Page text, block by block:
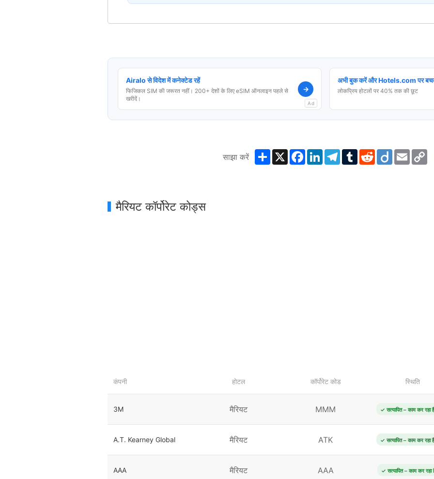
Airalo से विदेश में कनेक्टेड रहें
फिजिकल SIM की जरूरत नहीं। 200+ देशों के लिए eSIM ऑनलाइन पहले से
खरीदें।
→
Ad
अभी बुक करें और Hotels.com पर
लोकप्रिय होटलों पर 40% तक की छूट
साझा करें ShareX Facebook
LinkedInTelegram
TumblrRedditDiigo Email
मैरियट कॉर्पोरेट कोड्स
कंपनी होटल कॉर्पोरेट कोड स्थिति
3M मैरियट MMM ✓ सत्यापित – काम कर रहा है
A.T. Kearney Global मैरियट ATK ✓ सत्यापित – काम कर रहा है
AAA मैरियट AAA ✓ सत्यापित – काम कर रहा